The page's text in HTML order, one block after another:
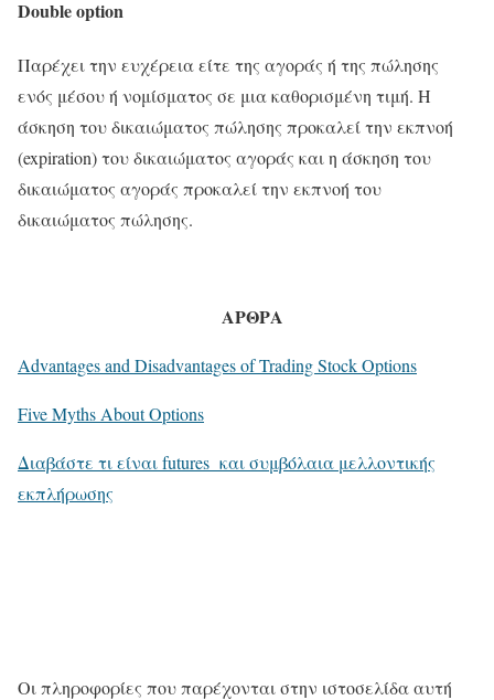
Double option
Παρέχει την ευχέρεια είτε της αγοράς ή της πώλησης
ενός μέσου ή νομίσματος σε μια καθορισμένη τιμή. Η
άσκηση του δικαιώματος πώλησης προκαλεί την εκπνοή
(expiration) του δικαιώματος αγοράς και η άσκηση του
δικαιώματος αγοράς προκαλεί την εκπνοή του
δικαιώματος πώλησης.
ΑΡΘΡΑ
Advantages and Disadvantages of Trading Stock Options
Five Myths About Options
Διαβάστε τι είναι futures και συμβόλαια μελλοντικής
εκπλήρωσης
Οι πληροφορίες που παρέχονται στην ιστοσελίδα αυτή